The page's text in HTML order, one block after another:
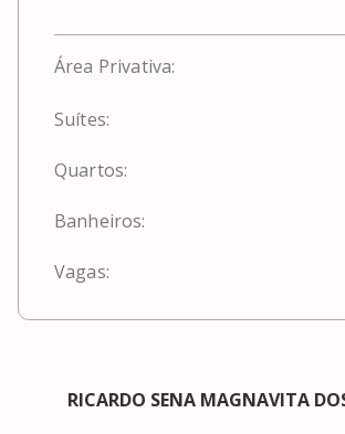
Área Privativa:
Suítes:
Quartos:
Banheiros:
Vagas:
RICARDO SENA MAGNAVITA